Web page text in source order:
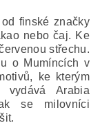
finské značky
nebo čaj. Ke
střechu.
o Mumíncích v
ke kterým
vydává Arabia
se milovníci